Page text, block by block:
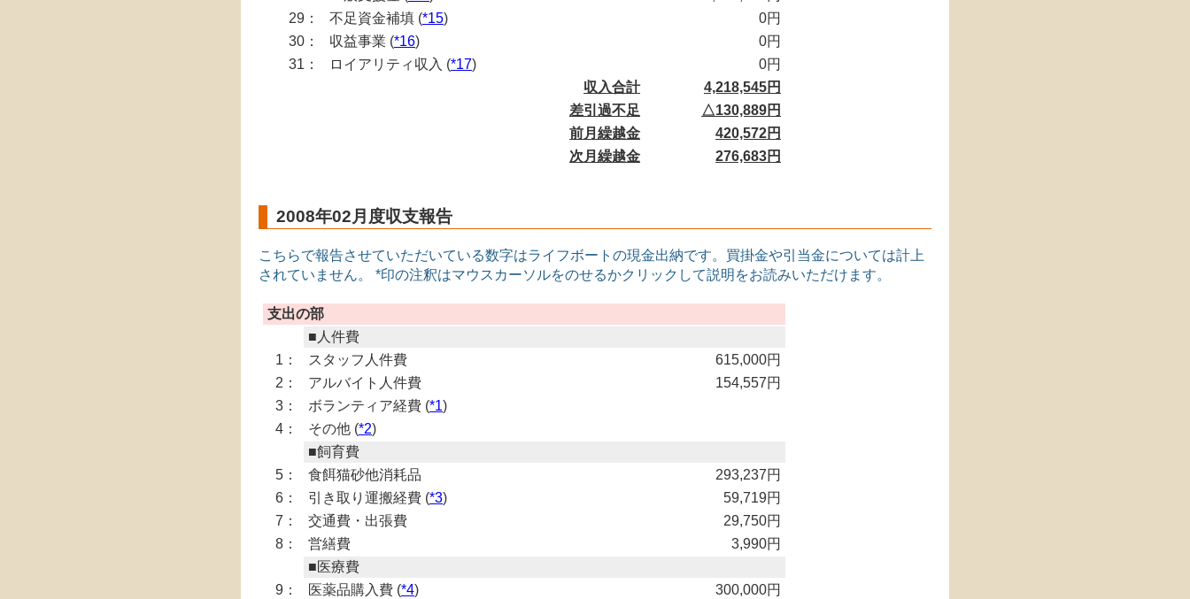
29：
不足資金補填 (*15)
0円
30：
収益事業 (*16)
0円
31：
ロイアリティ収入 (*17)
0円
収入合計
4,218,545円
差引過不足
△130,889円
前月繰越金
420,572円
次月繰越金
276,683円
2008年02月度収支報告
こちらで報告させていただいている数字はライフボートの現金出納です。買掛金や引当金については計上
されていません。 *印の注釈はマウスカーソルをのせるかクリックして説明をお読みいただけます。
支出の部
■人件費
1：
スタッフ人件費
615,000円
2：
アルバイト人件費
154,557円
3：
ボランティア経費 (*1)
4：
その他 (*2)
■飼育費
5：
食餌猫砂他消耗品
293,237円
6：
引き取り運搬経費 (*3)
59,719円
7：
交通費・出張費
29,750円
8：
営繕費
3,990円
■医療費
9：
医薬品購入費 (*4)
300,000円